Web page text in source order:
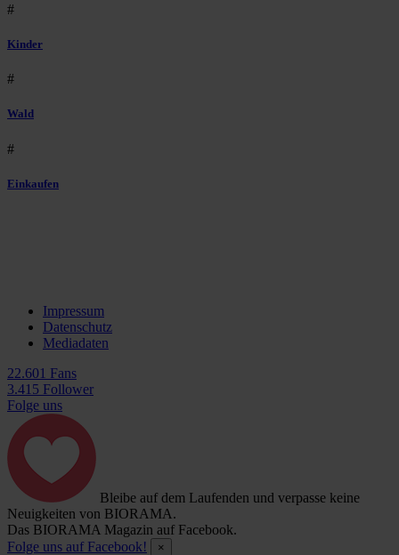
#
Kinder
#
Wald
#
Einkaufen
Impressum
Datenschutz
Mediadaten
22.601 Fans
3.415 Follower
Folge uns
Bleibe auf dem Laufenden und verpasse keine
Neuigkeiten von BIORAMA.
Das BIORAMA Magazin auf Facebook.
Folge uns auf Facebook!
×